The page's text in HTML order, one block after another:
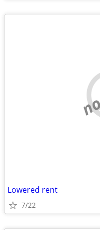
Lowered rent
7/22